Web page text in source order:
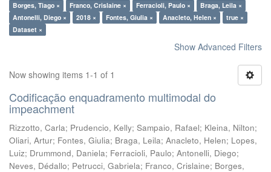
Borges, Tiago × Franco, Crislaine × Ferracioli, Paulo ×
Braga, Leila ×
Antonelli, Diego ×
2018 × Fontes, Giulia × Anacleto, Helen ×
true ×
Dataset ×
Show Advanced Filters
Now showing items 1-1 of 1
Codificação enquadramento multimodal do
impeachment
Rizzotto, Carla; Prudencio, Kelly; Sampaio, Rafael; Kleina, Nilton;
Oliari, Artur; Fontes, Giulia; Braga, Leila; Anacleto, Helen; Lopes,
Luiz; Drummond, Daniela; Ferracioli, Paulo; Antonelli, Diego;
Neves, Dédallo; Petrucci, Gabriela; Franco, Crislaine; Borges,